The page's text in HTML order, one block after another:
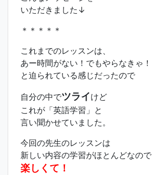
いただきました↓
＊＊＊＊＊
これまでのレッスンは、
あー時間がない！でもやらなきゃ！
と迫られている感じだったので
自分の中でツライけど
これが「英語学習」と
言い聞かせていました。
今回の先生のレッスンは
新しい内容の学習がほとんどなので
楽しくて！